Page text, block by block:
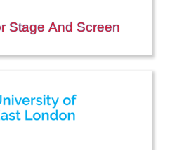
Stage And Screen